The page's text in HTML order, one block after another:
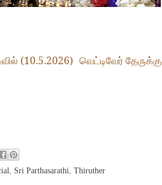
(10.5.2026)
வெட்டிவேர் தேருக்கு
, Sri Parthasarathi, Thiruther